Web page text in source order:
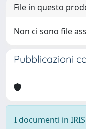
File in questo
Non ci sono file
Pubblicazioni
I documenti in